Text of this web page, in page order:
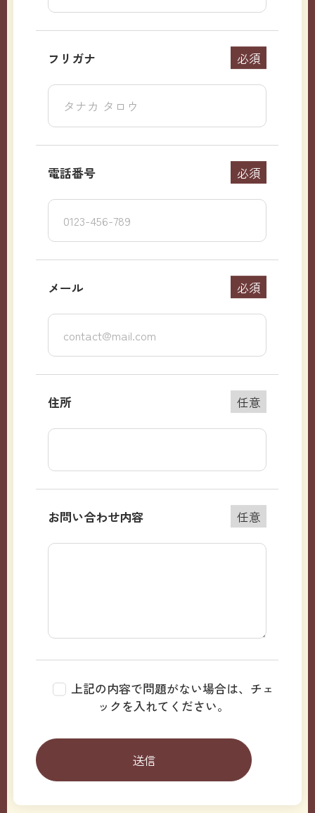
必須
フリガナ
必須
電話番号
必須
メール
任意
住所
任意
お問い合わせ内容
上記の内容で問題がない場合は、チェ
ックを入れてください。